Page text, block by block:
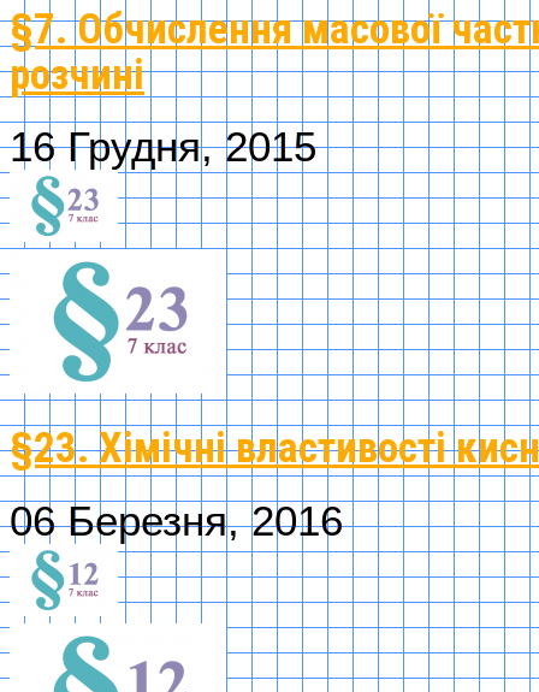
§7. Обчислення масової
розчині
16 Грудня, 2015
§23. Хімічні властивості
06 Березня, 2016